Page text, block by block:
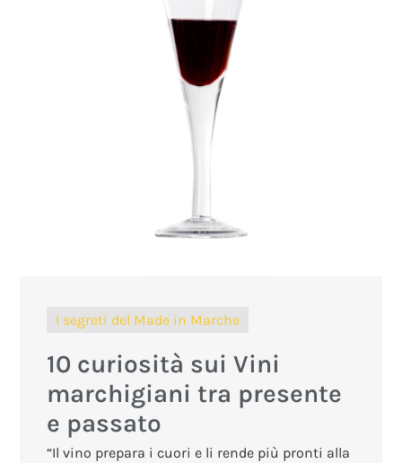
I segreti del Made in Marche
10 curiosità sui Vini
marchigiani tra presente
e passato
“Il vino prepara i cuori e li rende più pronti alla